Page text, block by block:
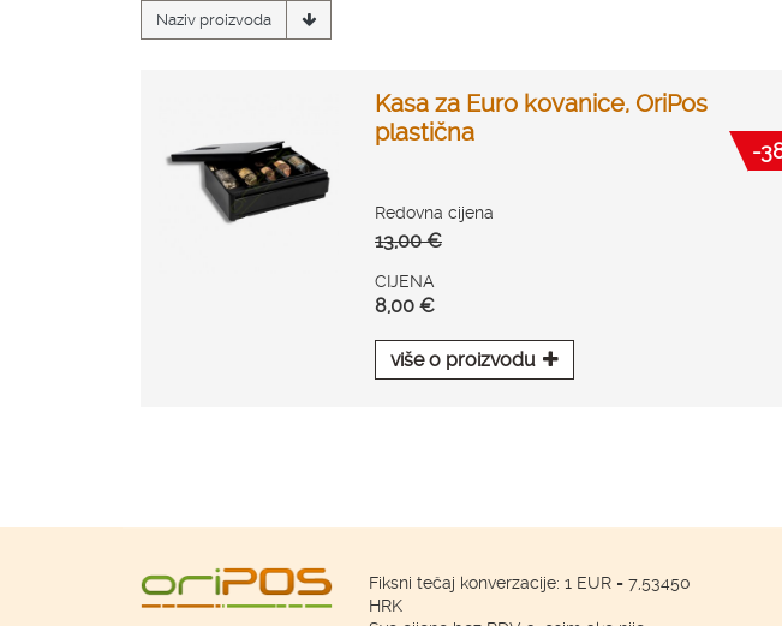
Naziv proizvoda
Kasa za Euro kovanice, OriPos
plastična
Redovna cijena
13,00 €
CIJENA
8,00 €
više o proizvodu
-
Fiksni tečaj konverzacije: 1 EUR = 7,53450
HRK